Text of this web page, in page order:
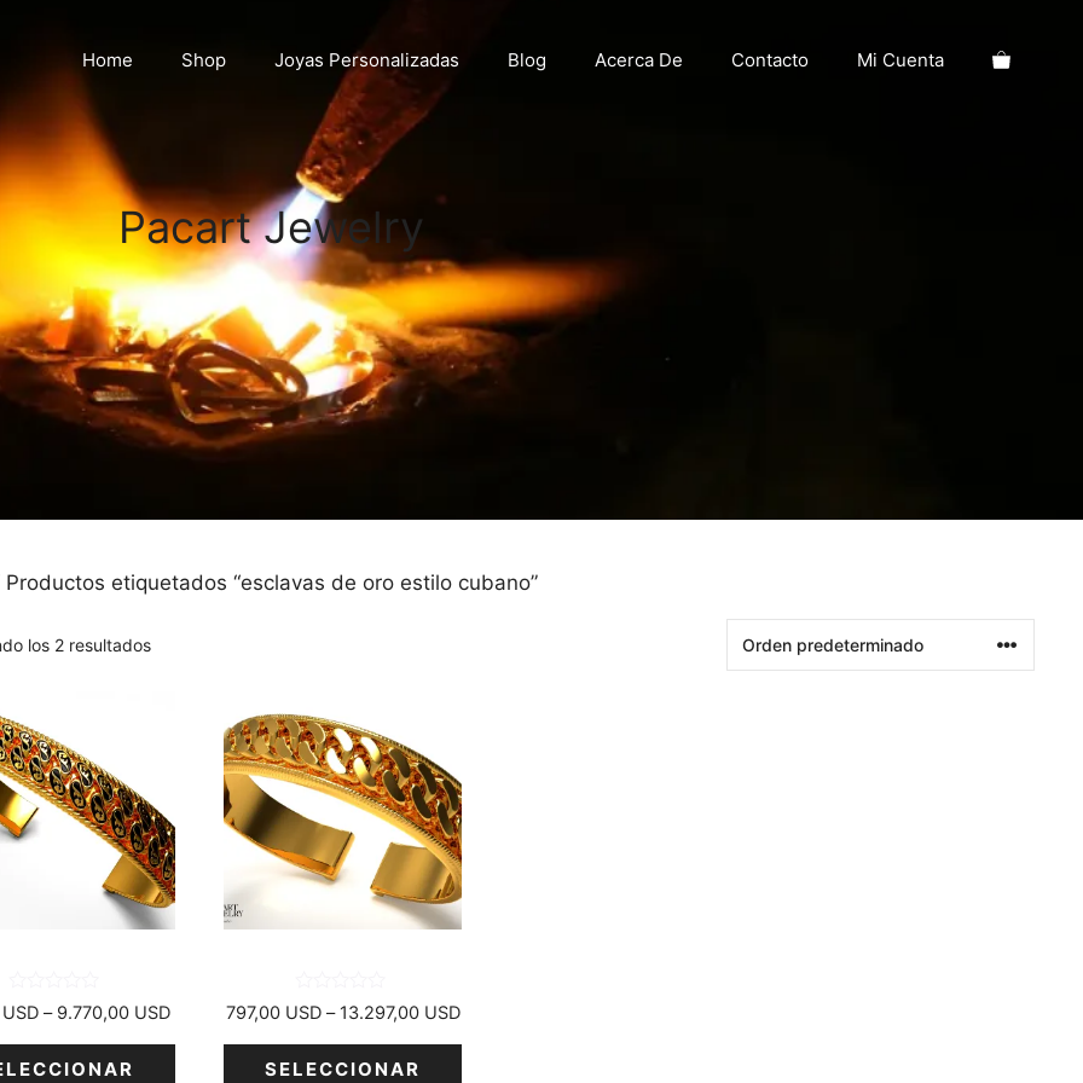
Home Shop Joyas Personalizadas Blog Acerca De Contacto Mi Cuenta
Pacart Jewelry
Productos etiquetados “esclavas de oro estilo cubano”
los 2 resultados
0
d
USD – 9.770,00 USDRango
0
d
797,00 USD – 13.297,00 USDRango
SELECCIONAR
producto
tiene
varias
variantes.
opciones
se
en
página